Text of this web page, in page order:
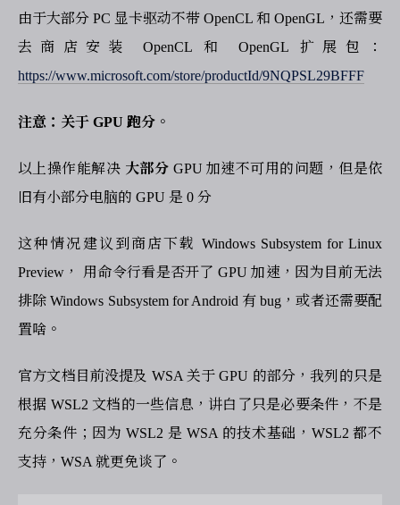
由于大部分 PC 显卡驱动不带 OpenCL 和 OpenGL，还需要
去商店安装 OpenCL 和 OpenGL 扩展包：
https://www.microsoft.com/store/productId/9NQPSL29BFFF
注意：关于 GPU 跑分。
以上操作能解决 大部分 GPU 加速不可用的问题，但是依
旧有小部分电脑的 GPU 是 0 分
这种情况建议到商店下载 Windows Subsystem for Linux
Preview， 用命令行看是否开了 GPU 加速，因为目前无法
排除 Windows Subsystem for Android 有 bug，或者还需要配
置啥。
官方文档目前没提及 WSA 关于 GPU 的部分，我列的只是
根据 WSL2 文档的一些信息，讲白了只是必要条件，不是
充分条件；因为 WSL2 是 WSA 的技术基础，WSL2 都不
支持，WSA 就更免谈了。